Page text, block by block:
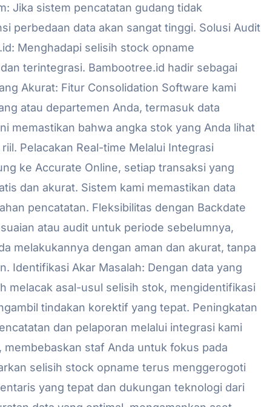
Jika sistem pencatatan gudang tidak
perbedaan data akan sangat tinggi. Solusi Audit
Menghadapi selisih stock opname
terintegrasi. Bambootree.id hadir sebagai
Akurat: Fitur Consolidation Software kami
atau departemen Anda, termasuk data
memastikan bahwa angka stok yang Anda lihat
Pelacakan Real-time Melalui Integrasi
ke Accurate Online, setiap transaksi yang
dan akurat. Sistem kami memastikan data
pencatatan. Fleksibilitas dengan Backdate
atau audit untuk periode sebelumnya,
melakukannya dengan aman dan akurat, tanpa
Identifikasi Akar Masalah: Dengan data yang
melacak asal-usul selisih stok, mengidentifikasi
tindakan korektif yang tepat. Peningkatan
dan pelaporan melalui integrasi kami
staf Anda untuk fokus pada
selisih stock opname terus menggerogoti
yang tepat dan dukungan teknologi dari